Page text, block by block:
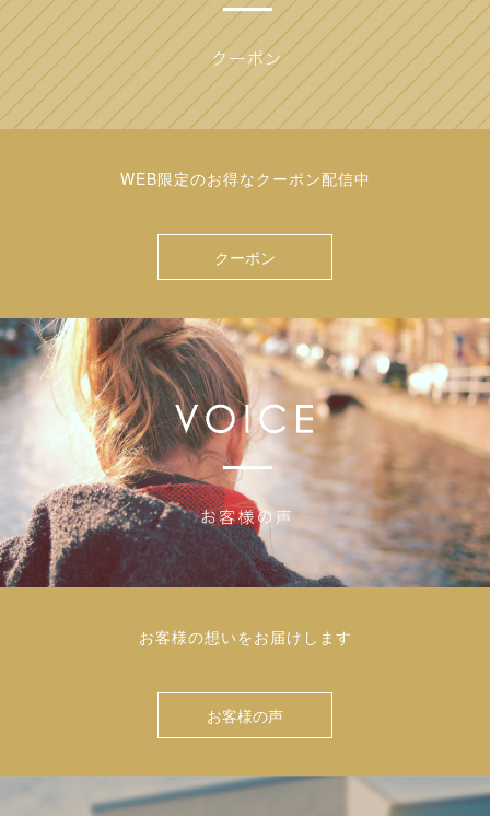
WEB限定のお得なクーポン配信中
クーポン
お客様の想いをお届けします
お客様の声